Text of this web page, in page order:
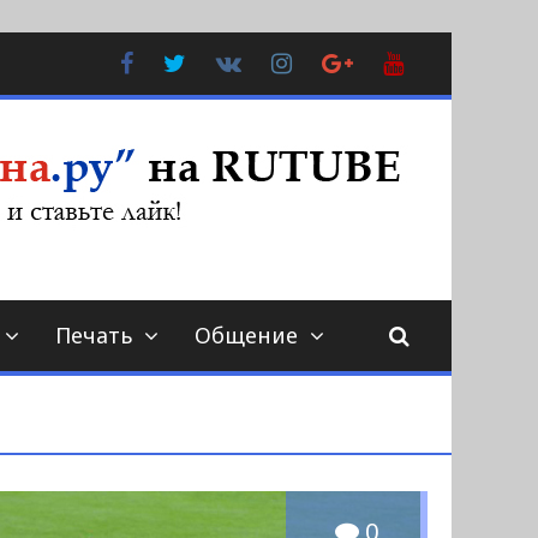
FacebookTwitter
Контакте
Instagram
Google
Plus
Печать Общение
0